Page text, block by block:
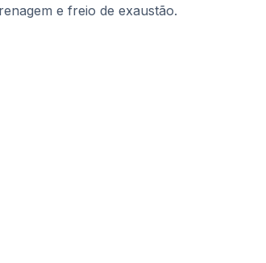
e freio de exaustão.